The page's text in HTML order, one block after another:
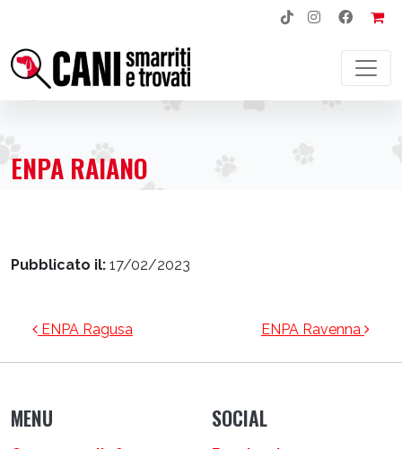
NAVIGAZIONE PRINCIPALE
ENPA RAIANO
Pubblicato il: 17/02/2023
NAVIGAZIONE ARTICOLI
ENPA Ragusa ENPA Ravenna
MENU SOCIAL